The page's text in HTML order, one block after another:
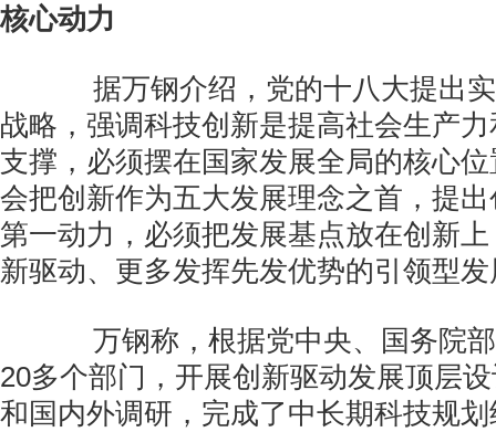
核心动力
据万钢介绍，党的十八大提出实
战略，强调科技创新是提高社会生产
支撑，必须摆在国家发展全局的核心
会把创新作为五大发展理念之首，提
第一动力，必须把发展基点放在创新
新驱动、更多发挥先发优势的引领型
万钢称，根据党中央、国务院部
20多个部门，开展创新驱动发展顶层
和国内外调研，完成了中长期科技规